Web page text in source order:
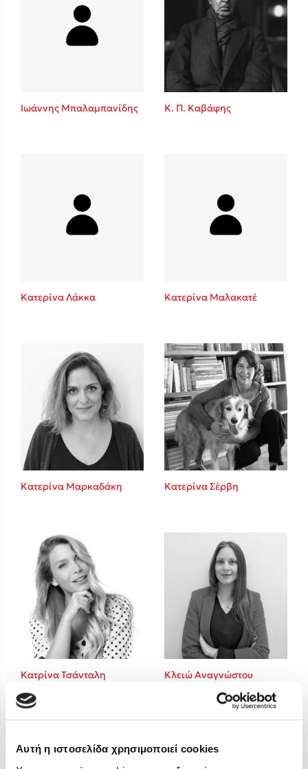
Αυτή η ιστοσελίδα χρησιμοποιεί cookies
Ιωάννης Γλωσσόπουλος
Ένας γίγαντας στο σχολείο
Δανάη Δεληγεώργη
Δημοφιλείς Συγγραφείς
Φυστίκι ΠουΚυλάει
Παύλος Καστανάς
El Sombrero
Στέφανος Ξενάκης
Sebastian Fitzek
Lucinda Riley
Mimi Matthews
Benzamin Bécue
Rebecca Yarros
Teo Benedetti
Τζένη Κουτσοδημητροπούλου
Ali Hazelwood
Cori Doerrfeld
Pierdomenico Baccalario
Δανάη Ιμπραχήμ
Ιωάννης Μπαλαμπανίδης Κ. Π. Καβάφης
Κατερίνα Λάκκα Κατερίνα Μαλακατέ
Κατερίνα Μαρκαδάκη Κατερίνα Σέρβη
Κατρίνα Τσάνταλη Κλειώ Αναγνώστου